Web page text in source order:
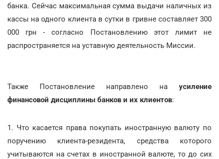
банка. Сейчас максимальная сумма выдачи наличных из
кассы на одного клиента в сутки в гривне составляет 300
000 грн - согласно Постановлению этот лимит не
распространяется на уставную деятельность Миссии.
Также Постановление направлено на усиление
финансовой дисциплины банков и их клиентов:
1. Что касается права покупать иностранную валюту по
поручению клиента-резидента, средства которого
учитываются на счетах в иностранной валюте, то до сих